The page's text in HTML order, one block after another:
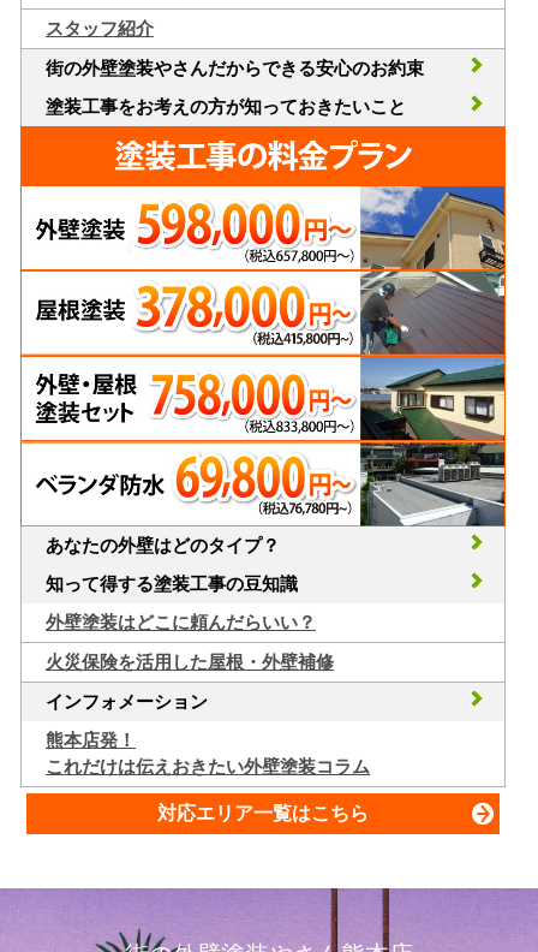
スタッフ紹介
街の外壁塗装やさんだからできる安心のお約束
塗装工事をお考えの方が知っておきたいこと
あなたの外壁はどのタイプ？
知って得する塗装工事の豆知識
外壁塗装はどこに頼んだらいい？
火災保険を活用した屋根・外壁補修
インフォメーション
熊本店発！
これだけは伝えおきたい外壁塗装コラム
対応エリア一覧はこちら